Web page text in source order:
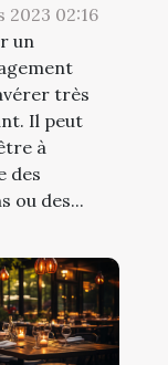
2023 02:16
un
très
Il peut
à
des
ou des...